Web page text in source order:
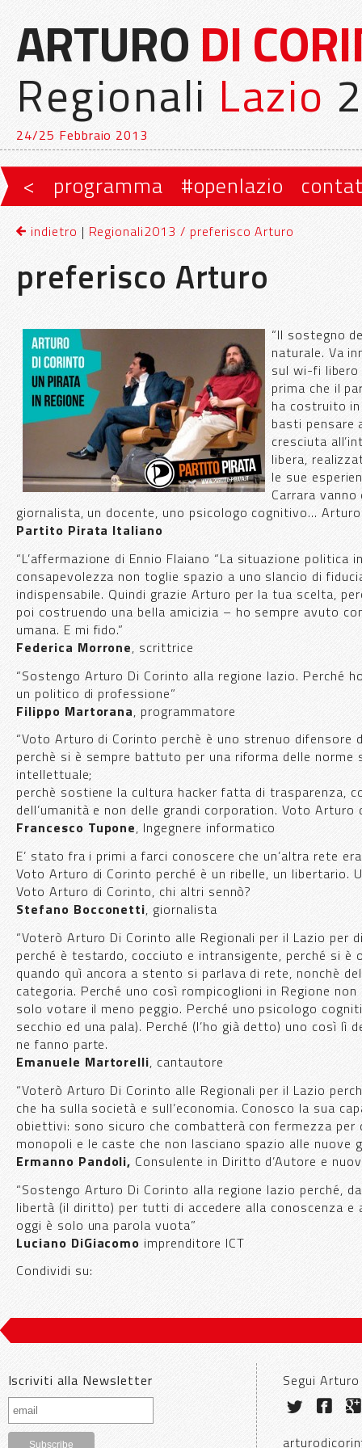
ARTURODI
Regionali Lazio
24/25 Febbraio 2013
Menu principale
Vai al contenuto principale
Vai al contenuto secondario
< programma #openlazio
indietro | Regionali2013 / preferisco Arturo
preferisco Arturo
“Il sostegno
naturale. Va
sul wi-fi libero
prima che il
ha costruito
basti pensare
cresciuta
libera,
le sue
Carrara
giornalista, un docente, uno psicologo cognitivo… Arturo
Partito Pirata Italiano
“L’affermazione di Ennio Flaiano “La situazione
consapevolezza non toglie spazio a uno slancio di
indispensabile. Quindi grazie Arturo per la tua scelta,
poi costruendo una bella amicizia – ho sempre avuto
umana. E mi fido.”
Federica Morrone, scrittrice
“Sostengo Arturo Di Corinto alla regione lazio. Perché
un politico di professione”
Filippo Martorana, programmatore
“Voto Arturo di Corinto perchè è uno strenuo difensore
perchè si è sempre battuto per una riforma delle
intellettuale;
perchè sostiene la cultura hacker fatta di trasparenza,
dell’umanità e non delle grandi corporation. Voto
Francesco Tupone, Ingegnere informatico
E’ stato fra i primi a farci conoscere che un’altra rete
Voto Arturo di Corinto perché è un ribelle, un libertario.
Voto Arturo di Corinto, chi altri sennò?
Stefano Bocconetti, giornalista
“Voterò Arturo Di Corinto alle Regionali per il Lazio per
perché è testardo, cocciuto e intransigente, perché si
quando quì ancora a stento si parlava di rete, nonchè
categoria. Perché uno così rompicoglioni in Regione
solo votare il meno peggio. Perché uno psicologo
secchio ed una pala). Perché (l’ho già detto) uno così
ne fanno parte.
Emanuele Martorelli, cantautore
“Voterò Arturo Di Corinto alle Regionali per il Lazio
che ha sulla società e sull’economia. Conosco la sua
obiettivi: sono sicuro che combatterà con fermezza
monopoli e le caste che non lasciano spazio alle nuove
Ermanno Pandoli, Consulente in Diritto d’Autore e
“Sostengo Arturo Di Corinto alla regione lazio perché,
libertà (il diritto) per tutti di accedere alla conoscenza e
oggi è solo una parola vuota”
Luciano DiGiacomo imprenditore ICT
Condividi su:
Iscriviti alla Newsletter Segui